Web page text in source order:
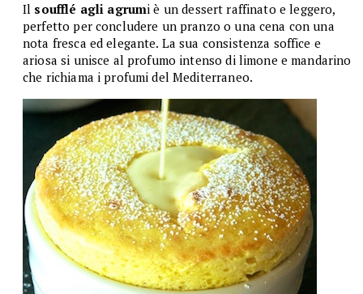
Il soufflé agli agrumi è un dessert raffinato e leggero,
perfetto per concludere un pranzo o una cena con una
nota fresca ed elegante. La sua consistenza soffice e
ariosa si unisce al profumo intenso di limone e mandarino
che richiama i profumi del Mediterraneo.